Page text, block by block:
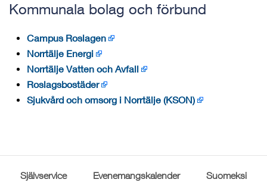
Kommunala bolag och förbund
Campus Roslagen
Norrtälje Energi
Norrtälje Vatten och Avfall
Roslagsbostäder
Sjukvård och omsorg i Norrtälje (KSON)
Självservice Evenemangskalender Suomeksi